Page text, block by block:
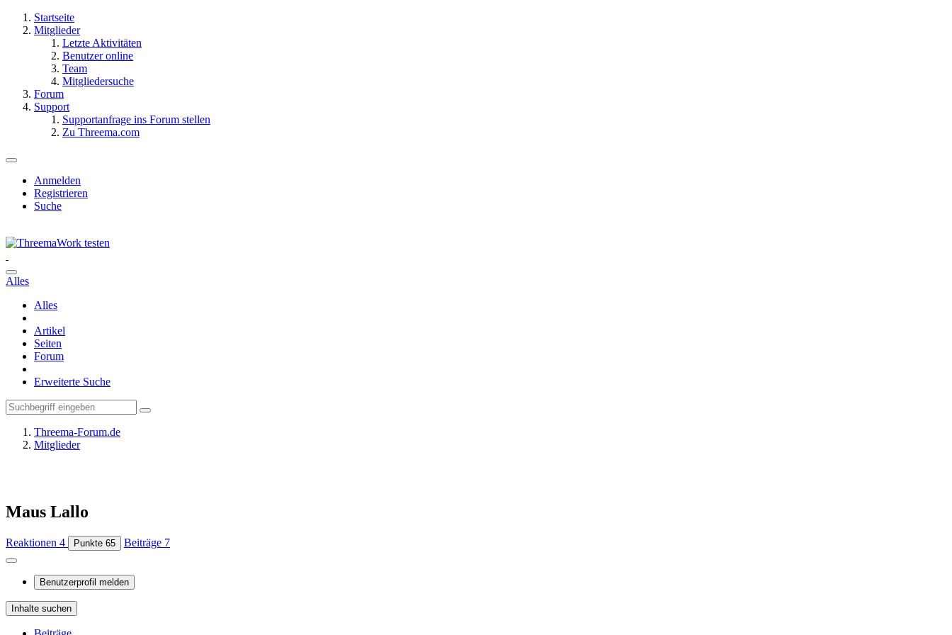
Startseite
Mitglieder
Letzte Aktivitäten
Benutzer online
Team
Mitgliedersuche
Forum
Support
Supportanfrage ins Forum stellen
Zu Threema.com
Anmelden
Registrieren
Suche
Alles
Alles
Artikel
Seiten
Forum
Erweiterte Suche
Threema-Forum.de
Mitglieder
Maus Lallo
Reaktionen 4 Punkte 65 Beiträge 7
Benutzerprofil melden
Inhalte suchen